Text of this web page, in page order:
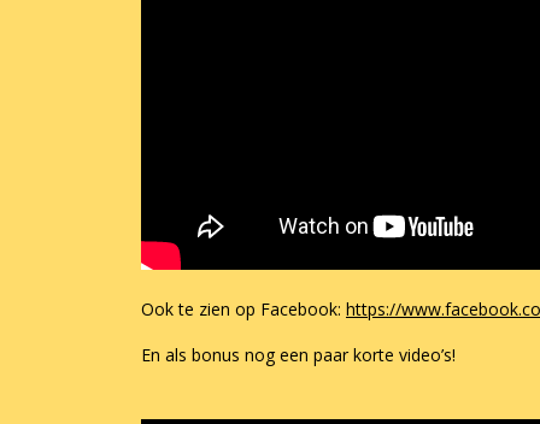
Ook te zien op Facebook: https://
En als bonus nog een paar korte video’s!